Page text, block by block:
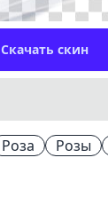
Скачать скин
Роза Розы